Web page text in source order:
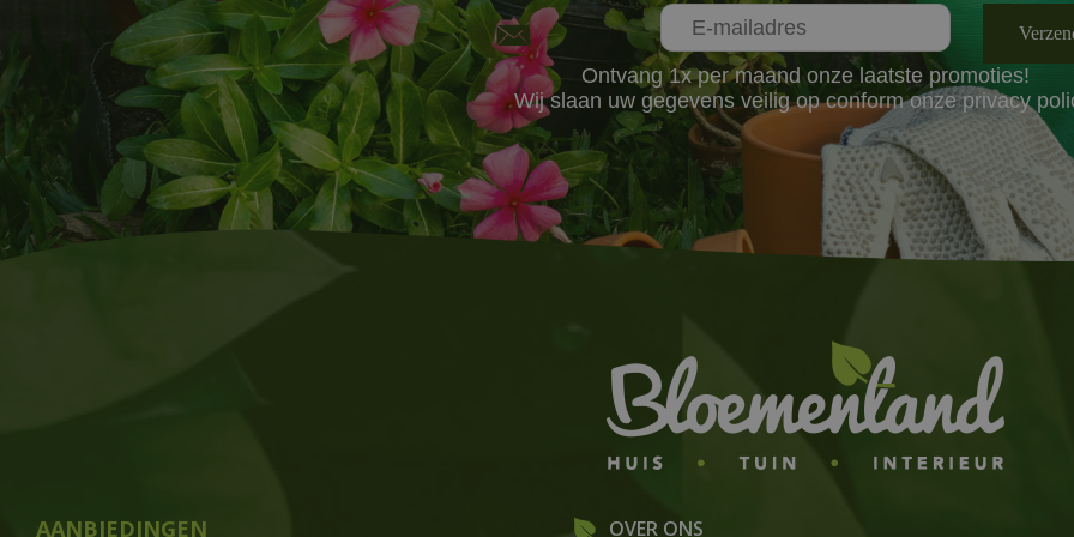
Ontvang 1x per maand onze laatste promoties!
Wij slaan uw gegevens veilig op conform onzeprivacy
AANBIEDINGEN OVER ONS